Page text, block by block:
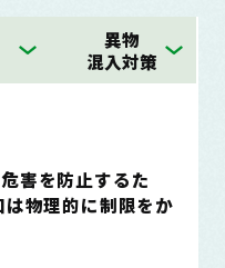
異物
混入対策
害を防止するた
物理的に制限をか